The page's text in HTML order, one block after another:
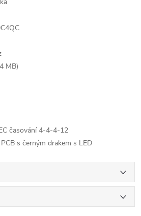
MB)
časování 4-4-4-12
s černým drakem s LED